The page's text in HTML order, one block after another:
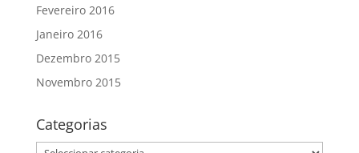
Fevereiro 2016
Janeiro 2016
Dezembro 2015
Novembro 2015
Categorias